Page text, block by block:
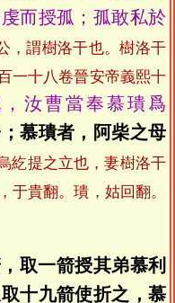
而授孤；孤敢私於
，謂樹洛干也。樹洛干
一十八卷晉安帝義熙十
汝曹當奉慕璝爲
慕璝者，阿柴之母
紇提之立也，妻樹洛干
于貴翻。璝，姑回翻。
取一箭授其弟慕利
十九箭使折之，慕